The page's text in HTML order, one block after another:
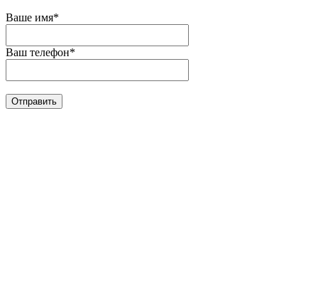
Ваше имя*
Ваш телефон*